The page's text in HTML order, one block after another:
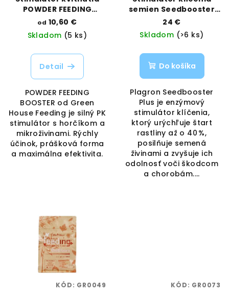
POWDER FEEDING
BOOSTER | Green House
Feeding | Vaporama
od 10,60 €
Skladom (5 ks)
Detail
POWDER FEEDING
BOOSTER od Green
House Feeding je silný PK
stimulátor s horčíkom a
mikroživinami. Rýchly
účinok, prášková forma
a maximálna efektivita.
semien Seedbooster
Plus 10 ml | Plagron |
Vaporama
24 €
Skladom (>6 ks)
Do košíka
Plagron Seedbooster
Plus je enzýmový
stimulátor klíčenia,
ktorý urýchľuje štart
rastliny až o 40 %,
posilňuje semená
živinami a zvyšuje ich
odolnosť voči škodcom
a chorobám....
KÓD: GR0049 KÓD: GR0073